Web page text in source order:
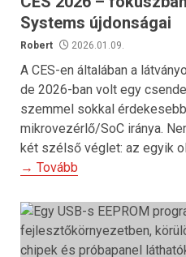
Systems újdonságai
Robert 2026.01.09.
A CES-en általában a
de 2026-ban volt egy
szemmel sokkal
mikrovezérlő/SoC iránya.
két szélső véglet: az egyik
→ Tovább